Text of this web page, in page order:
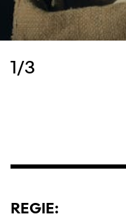
1/3
REGIE: